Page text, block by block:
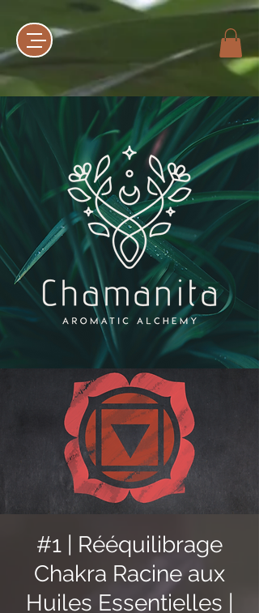
#1 | Rééquilibrage
Chakra Racine aux
Huiles Essentielles |